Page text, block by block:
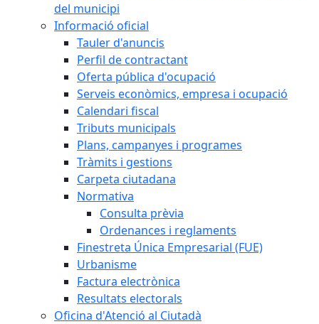
del municipi
Informació oficial
Tauler d'anuncis
Perfil de contractant
Oferta pública d'ocupació
Serveis econòmics, empresa i ocupació
Calendari fiscal
Tributs municipals
Plans, campanyes i programes
Tràmits i gestions
Carpeta ciutadana
Normativa
Consulta prèvia
Ordenances i reglaments
Finestreta Única Empresarial (FUE)
Urbanisme
Factura electrònica
Resultats electorals
Oficina d'Atenció al Ciutadà